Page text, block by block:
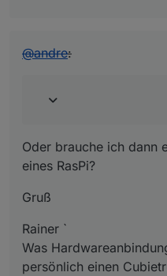
@andre:
Oder brauche ich dann
eines RasPi?
Gruß
Rainer `
Was
persönlich einen